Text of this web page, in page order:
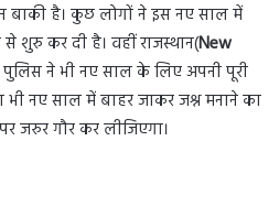
है। कुछ लोगों ने इस नए साल में
शुरु कर दी है। वहीं राजस्थान(New
ने भी नए साल के लिए अपनी पूरी
नए साल में बाहर जाकर जश्न मनाने का
जरुर गौर कर लीजिएगा।